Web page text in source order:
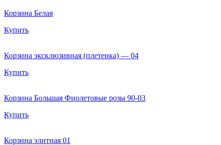
Корзина Белая
Купить
Корзина эксклюзивная (плетенка) — 04
Купить
Корзина Большая Фиолетовые розы 90-03
Купить
Корзина элитная 01